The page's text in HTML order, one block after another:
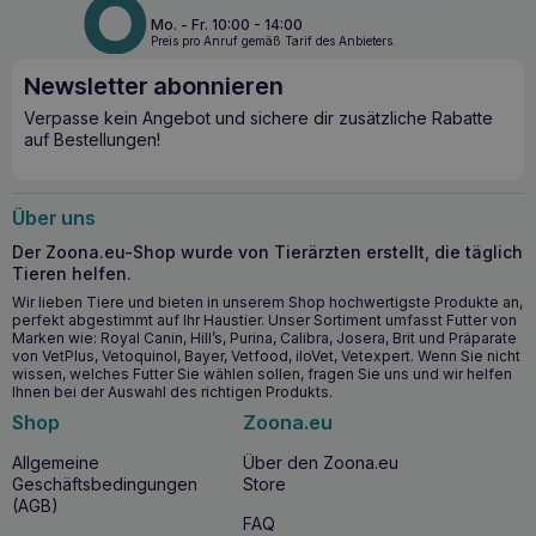
Leckerbissen – ob für zwischendurch, beim Spaziergang,
beim Training oder als Belohnung für gutes Verhalten.
zu kauen, was Ihren Hund zusätzlich beruhigt und ihm hilft,
Zusammensetzung und die Kombination aus Enten- und
Kabeljaufleisch machen die Sandwiches zu einer
Die wichtigsten gesundheitlichen Vorteile
72% Entenfleisch und 12% Kabeljaufleisch – eine
ausgezeichnete Quelle für hochwertiges Protein.
Kalorienarm, ohne Zusatz von Zucker oder Salz – ideal
für Hunde, die auf ein gesundes Körpergewicht achten.
Unterstützt das Wachstum, die Geweberegeneration und
das Immunsystem des Hundes.
Das Kauen und Abbeißen der Leckerlis hat eine
beruhigende Wirkung, wodurch Stress und Anspannung
des Hundes abgebaut werden.
Mo. - Fr. 10:00 - 14:00
Preis pro Anruf gemäß Tarif des Anbieters.
Newsletter abonnieren
Verpasse kein Angebot und sichere dir zusätzliche Rabatte
auf Bestellungen!
Über uns
Der Zoona.eu-Shop wurde von Tierärzten erstellt, die täglich
Tieren helfen.
Wir lieben Tiere und bieten in unserem Shop hochwertigste Produkte an,
perfekt abgestimmt auf Ihr Haustier. Unser Sortiment umfasst Futter von
Marken wie: Royal Canin, Hill’s, Purina, Calibra, Josera, Brit und Präparate
von VetPlus, Vetoquinol, Bayer, Vetfood, iloVet, Vetexpert. Wenn Sie nicht
wissen, welches Futter Sie wählen sollen, fragen Sie uns und wir helfen
Ihnen bei der Auswahl des richtigen Produkts.
Shop
Allgemeine
Geschäftsbedingungen
(AGB)
Zoona.eu
Über den Zoona.eu
Store
FAQ